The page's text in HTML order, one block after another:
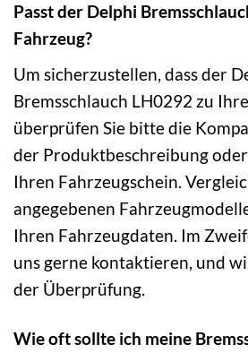
Passt der Delphi
Fahrzeug?
Um sicherzustellen, dass der
Bremsschlauch LH0292 zu
überprüfen Sie bitte die
der Produktbeschreibung
Ihren Fahrzeugschein.
angegebenen
Ihren Fahrzeugdaten. Im
uns gerne kontaktieren, und
der Überprüfung.
Wie oft sollte ich meine